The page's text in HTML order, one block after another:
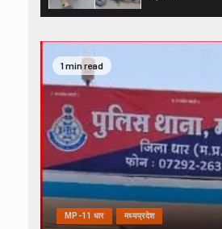
1 min read
MP-11 धार मध्यप्रदेश